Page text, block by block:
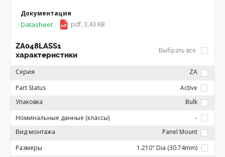
Документация
Datasheet pdf, 3,43 KB
ZA048LASS1
характеристики
Выбрать все
Серия
ZA
Part Status
Active
Упаковка
Bulk
Номинальные данные (классы)
-
Вид монтажа
Panel Mount
Размеры
1.210" Dia (30.74mm)